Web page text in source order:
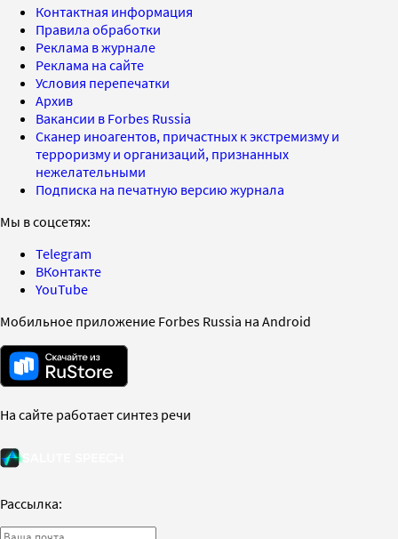
Контактная информация
Правила обработки
Реклама в журнале
Реклама на сайте
Условия перепечатки
Архив
Вакансии в Forbes Russia
Сканер иноагентов, причастных к экстремизму и
терроризму и организаций, признанных
нежелательными
Подписка на печатную версию журнала
Мы в соцсетях:
Telegram
ВКонтакте
YouTube
Мобильное приложение Forbes Russia на Android
На сайте работает синтез речи
Рассылка: